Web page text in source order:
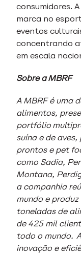
consumidores.
marca no
eventos
concentrando
em escala
Sobre aMBRF
A MBRF é uma
alimentos,
portfólio
suína e de
prontos e pet
como Sadia,
Montana,
a companhia
mundo e
toneladas de
de 425 mil
todo o mundo.
inovação e